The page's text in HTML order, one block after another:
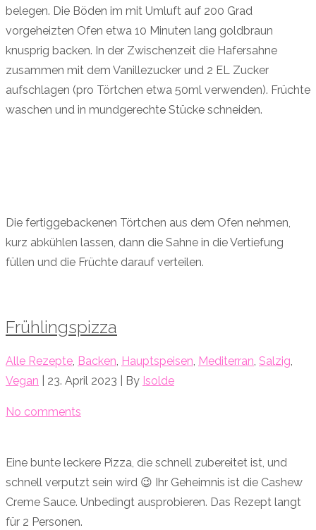
belegen. Die Böden im mit Umluft auf 200 Grad
vorgeheizten Ofen etwa 10 Minuten lang goldbraun
knusprig backen. In der Zwischenzeit die Hafersahne
zusammen mit dem Vanillezucker und 2 EL Zucker
aufschlagen (pro Törtchen etwa 50ml verwenden). Früchte
waschen und in mundgerechte Stücke schneiden.
Die fertiggebackenen Törtchen aus dem Ofen nehmen,
kurz abkühlen lassen, dann die Sahne in die Vertiefung
füllen und die Früchte darauf verteilen.
Frühlingspizza
Alle Rezepte, Backen, Hauptspeisen, Mediterran, Salzig,
Vegan | 23. April 2023 | By Isolde
No comments
Eine bunte leckere Pizza, die schnell zubereitet ist, und
schnell verputzt sein wird 😉 Ihr Geheimnis ist die Cashew
Creme Sauce. Unbedingt ausprobieren. Das Rezept langt
für 2 Personen.